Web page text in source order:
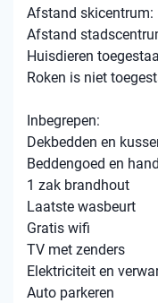
Afstand skicentrum:
Afstand
Huisdieren
Roken is niet
Inbegrepen:
Dekbedden en
Beddengoed en
1 zak brandhout
Laatste wasbeurt
Gratis wifi
TV met zenders
Elektriciteit en
Auto parkeren